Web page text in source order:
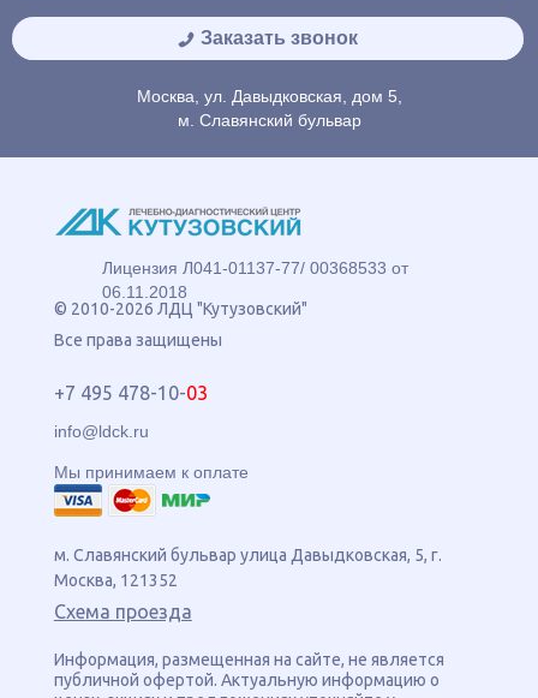
Заказать звонок
Москва, ул. Давыдковская, дом 5,
м. Славянский бульвар
Лицензия Л041-01137-77/ 00368533 от
06.11.2018
© 2010-2026 ЛДЦ "Кутузовский"
Все права защищены
+7 495 478-10-03
info@ldck.ru
Мы принимаем к оплате
м. Славянский бульвар улица Давыдковская, 5, г.
Москва, 121352
Схема проезда
Информация, размещенная на сайте, не является
публичной офертой. Актуальную информацию о